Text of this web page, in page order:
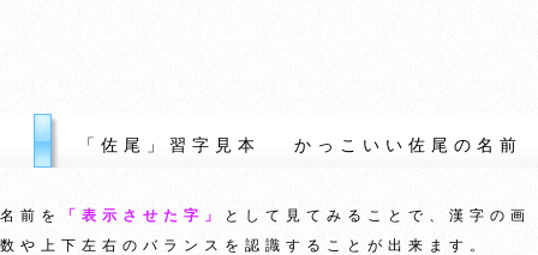
「佐尾」習字見本 かっこいい佐尾の名前
名前を 「表示させた字」
として見てみることで、漢字の画
数や上下左右のバランスを認識することが出来ます。